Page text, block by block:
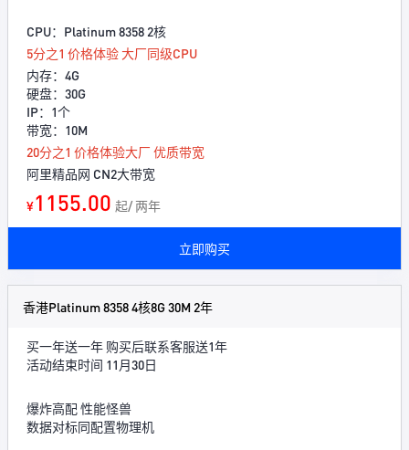
CPU：Platinum 8358 2核
5分之1 价格体验 大厂同级CPU
内存：4G
硬盘：30G
IP：1个
带宽：10M
20分之1 价格体验大厂 优质带宽
阿里精品网 CN2大带宽
¥1155.00 起/ 两年
立即购买
香港Platinum 8358 4核8G 30M 2年
买一年送一年 购买后联系客服送1年
活动结束时间 11月30日
爆炸高配 性能怪兽
数据对标同配置物理机